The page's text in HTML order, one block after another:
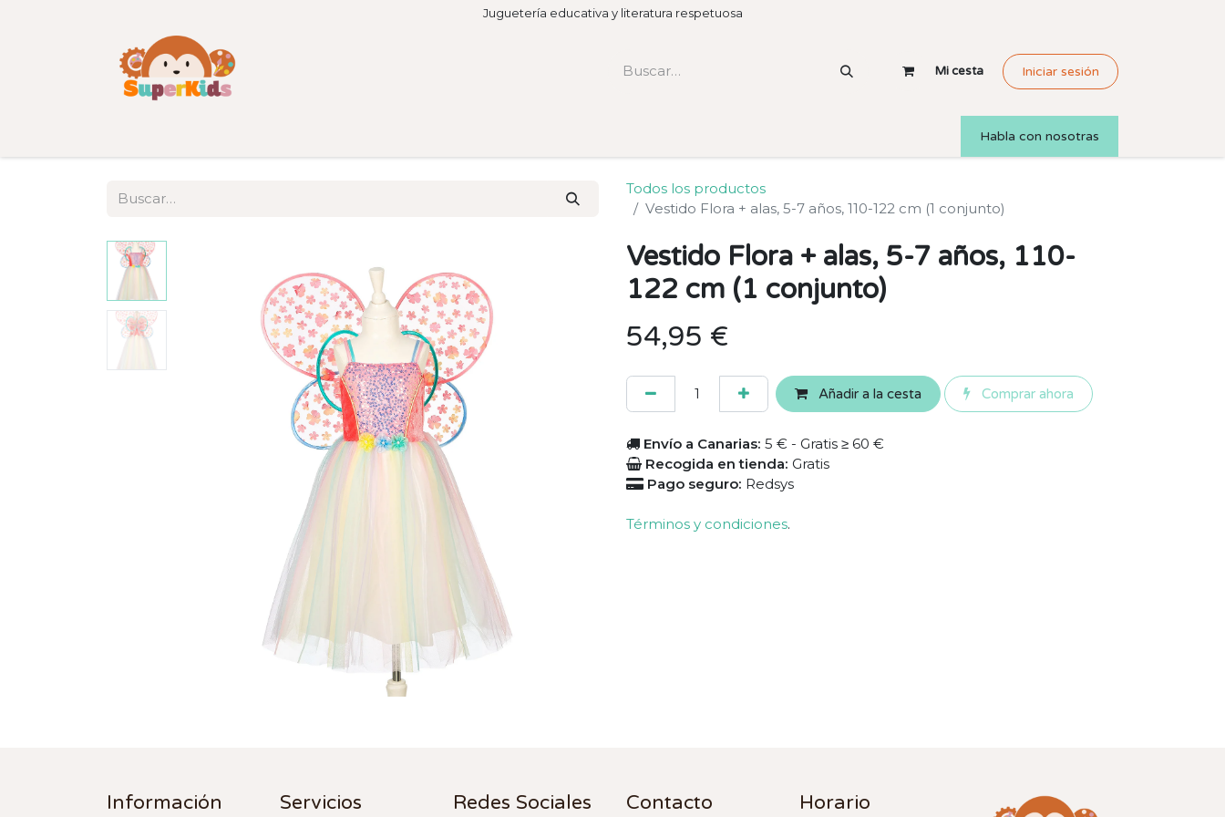
Juguetería educativa y literatura respetuosa
Mi cesta Iniciar sesión
Habla con nosotras
Todos los productos
Vestido Flora + alas, 5-7 años, 110-122 cm (1 conjunto)
Vestido Flora + alas, 5-7 años, 110-
122 cm (1 conjunto)
54,95 €
Añadir a la cesta Comprar ahora
Envío a Canarias: 5 € - Gratis ≥ 60 €
Recogida en tienda: Gratis
Pago seguro: Redsys
Términos y condiciones.
Información
Servicios Redes Sociales Contacto Horario